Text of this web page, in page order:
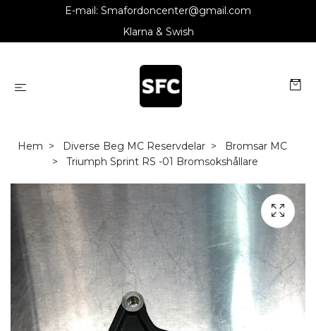
E-mail: Smafordoncenter@gmail.com
Klarna & Swish
Hem Diverse Beg MC Reservdelar
Bromsar MC
Triumph Sprint RS -01 Bromsokshållare